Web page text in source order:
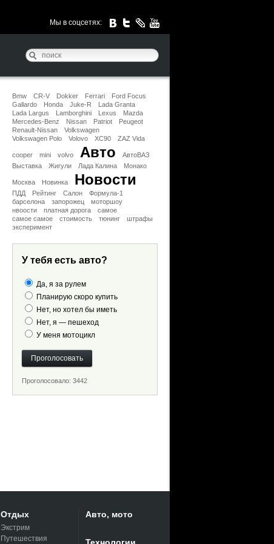
Мы в соцсетях:
Bmw CR-V Dokker Ferrari
Ford Focus
Gallardo
Honda Juke-R
Lada Granta
Lada Largus
Lamborghini Lexus
Mazda
Mercedes-Benz
Nissan Patriot
Peugeot
Renault-Nissan
Volkswagen
Volkswagen Polo
Volovo XC90 ZAZ Vida
cooper mini volvo Авто
АвтоВАЗ
Выставка
Жигули Лада Калина Монако
Москва Новинка Новости
ПДД Рейтинг Салон
Формула-1
барселона
запорожец
моторшоу
нвоости
платная дорога
самое
самое самое
стоимость тюнинг
штрафы
эксперимент
У тебя есть авто?
Да, я за рулем
Планирую скоро купить
Нет, но хотел бы иметь
Нет, я — пешеход
У меня мотоцикл
Проголосовало: 3442
Отдых
Экстрим
Путешествия
Авто, мото